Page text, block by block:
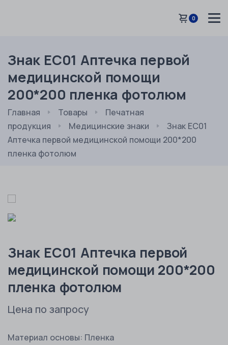
0
Знак EС01 Аптечка первой
медицинской помощи
200*200 пленка фотолюм
Главная Товары
Печатная
продукция
Медицинские знаки
Знак EС01
Аптечка первой медицинской помощи 200*200
пленка фотолюм
Знак EС01 Аптечка первой
медицинской помощи 200*200
пленка фотолюм
Цена по запросу
Материал основы: Пленка